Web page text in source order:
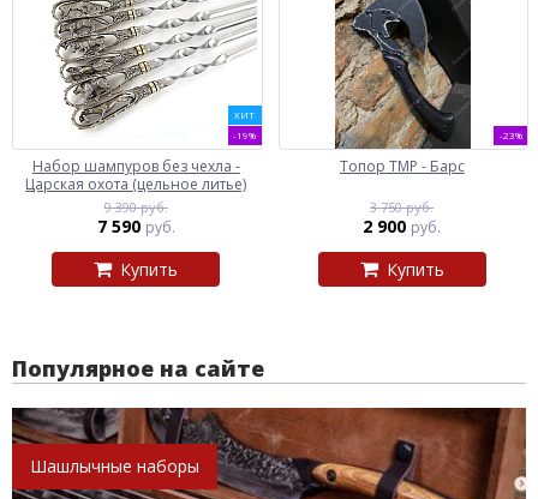
ХИТ
-19%
Набор шампуров без чехла -
Царская охота (цельное литье)
9 390 руб.
7 590 руб.
Купить
-23%
Топор ТМР - Барс
3 750 руб.
2 900 руб.
Купить
Популярное на сайте
Шашлычные наборы